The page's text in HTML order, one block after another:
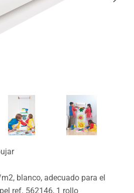
blanco, adecuado para el
ref. 562146, 1 rollo